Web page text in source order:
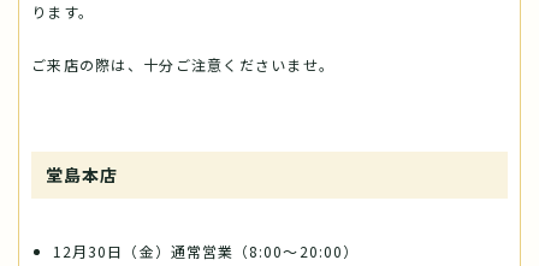
ります。
ご来店の際は、十分ご注意くださいませ。
堂島本店
12月30日（金）通常営業（8:00～20:00）